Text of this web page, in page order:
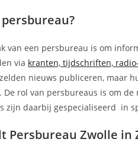
van een persbureau is om
via kranten, tijdschriften,
nieuws publiceren, maar
De rol van persbureaus is om
zijn daarbij gespecialiseerd in
Persbureau Zwolle in